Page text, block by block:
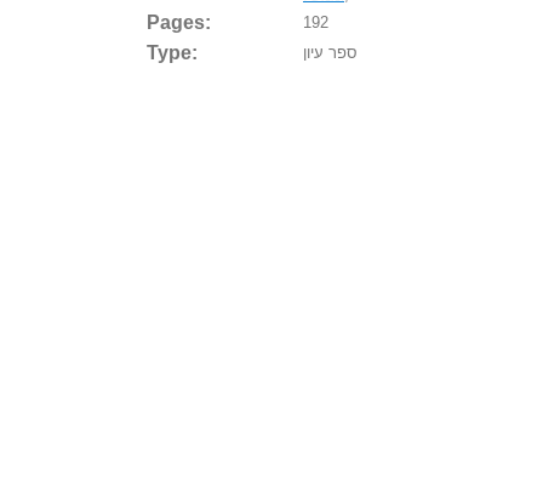
Pages: 192
Type: ספר עיון